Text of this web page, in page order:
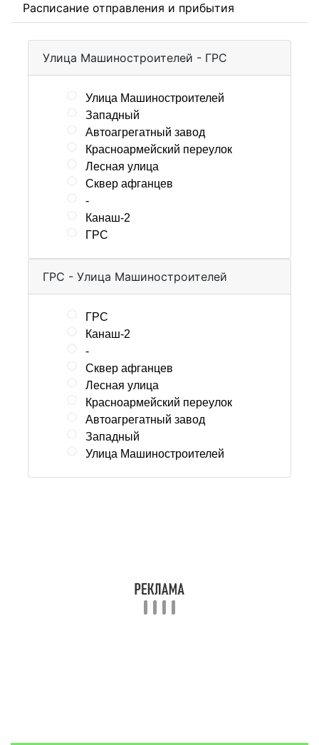
Расписание отправления и прибытия
Улица Машиностроителей - ГРС
Улица Машиностроителей
Западный
Автоагрегатный завод
Красноармейский переулок
Лесная улица
Сквер афганцев
-
Канаш-2
ГРС
ГРС - Улица Машиностроителей
ГРС
Канаш-2
-
Сквер афганцев
Лесная улица
Красноармейский переулок
Автоагрегатный завод
Западный
Улица Машиностроителей